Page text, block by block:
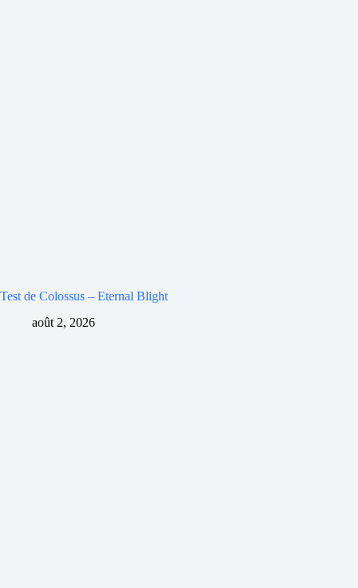
Test de Colossus – Eternal Blight
août 2, 2026